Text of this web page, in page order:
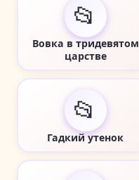
📂
Вовка в тридевятом
царстве
📂
Гадкий утенок